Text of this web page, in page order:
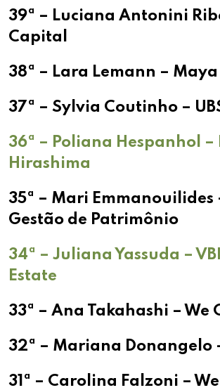
39ª – Luciana Antonini
Capital
38ª – Lara Lemann –
37ª – Sylvia Coutinho –
36ª – Poliana Hespanhol –
Hirashima
35ª – Mari Emmanouilides
Gestão de Patrimônio
34ª – Juliana Yassuda – VBI
Estate
33ª – Ana Takahashi – We
32ª – Mariana Donangelo
31ª – Carolina Falzoni –